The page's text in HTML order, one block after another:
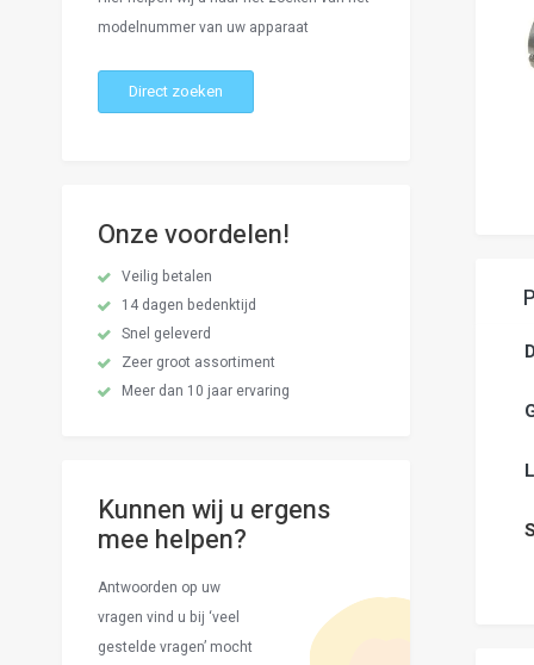
modelnummer van uw apparaat
Direct zoeken
Onze voordelen!
Veilig betalen
14 dagen bedenktijd
Snel geleverd
Zeer groot assortiment
Meer dan 10 jaar ervaring
Kunnen wij u ergens
mee helpen?
Antwoorden op uw
vragen vind u bij ‘veel
gestelde vragen’ mocht